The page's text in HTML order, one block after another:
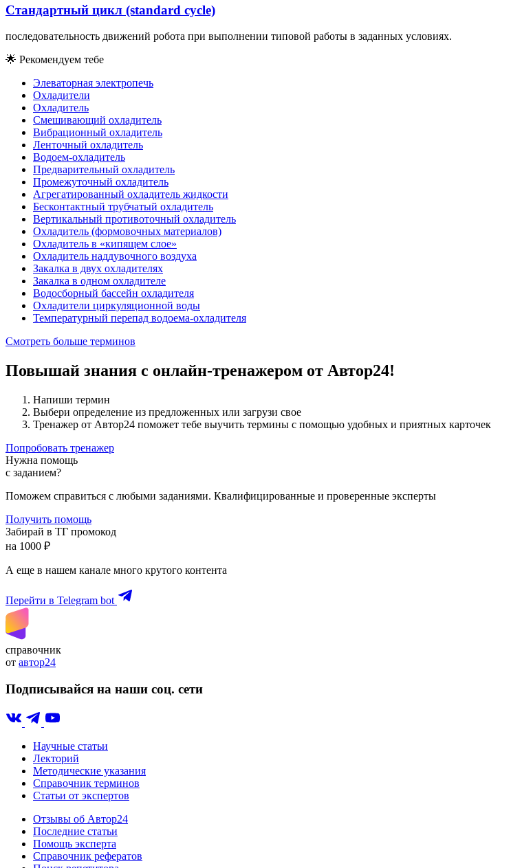
Стандартный цикл (standard cycle)
последовательность движений робота при выполнении типовой работы в заданных условиях.
🌟 Рекомендуем тебе
Элеваторная электропечь
Охладители
Охладитель
Смешивающий охладитель
Вибрационный охладитель
Ленточный охладитель
Водоем-охладитель
Предварительный охладитель
Промежуточный охладитель
Агрегатированный охладитель жидкости
Бесконтактный трубчатый охладитель
Вертикальный противоточный охладитель
Охладитель (формовочных материалов)
Охладитель в «кипящем слое»
Охладитель наддувочного воздуха
Закалка в двух охладителях
Закалка в одном охладителе
Водосборный бассейн охладителя
Охладители циркуляционной воды
Температурный перепад водоема-охладителя
Смотреть больше терминов
Повышай знания с онлайн-тренажером от Автор24!
Напиши термин
Выбери определение из предложенных или загрузи свое
Тренажер от Автор24 поможет тебе выучить термины с помощью удобных и приятных карточек
Попробовать тренажер
Нужна помощь
с заданием?
Поможем справиться с любыми заданиями. Квалифицированные и проверенные эксперты
Получить помощь
Забирай в ТГ промокод
на 1000 ₽
А еще в нашем канале много крутого контента
Перейти в Telegram bot
справочник
от автор24
Подписывайся на наши соц. сети
Научные статьи
Лекторий
Методические указания
Справочник терминов
Статьи от экспертов
Отзывы об Автор24
Последние статьи
Помощь эксперта
Справочник рефератов